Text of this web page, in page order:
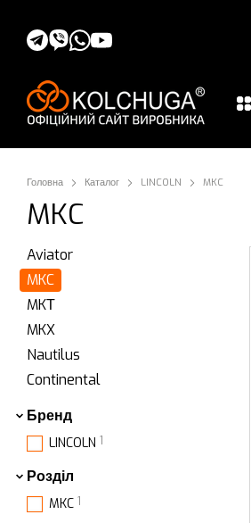
Головна Каталог LINCOLN MKC
MKC
Aviator
MKC
MKТ
MKX
Nautilus
Continental
Бренд
LINCOLN 1
Розділ
MKC 1